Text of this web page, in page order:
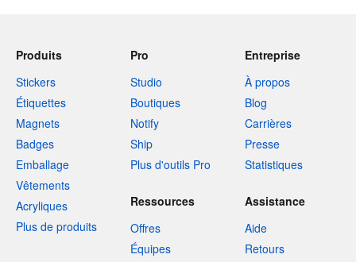
Produits
Stickers
Étiquettes
Magnets
Badges
Emballage
Vêtements
Acryliques
Plus de produits
Pro
Studio
Boutiques
Notify
Ship
Plus d'outils Pro
Entreprise
À propos
Blog
Carrières
Presse
Statistiques
Ressources
Offres
Équipes
Assistance
Aide
Retours